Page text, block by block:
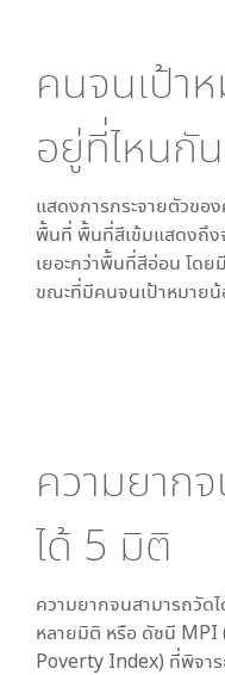
คนจนเป้า
อยู่ที่ไหนกั
แสดงการกระจายตัวขอ
พื้นที่ พื้นที่สีเข้มแสดงถึง
เยอะกว่าพื้นที่สีอ่อน โดย
ขณะที่มีคนจนเป้าหมาย
ความยาก
ได้ 5 มิติ
ความยากจนสามารถวัด
หลายมิติ หรือ ดัชนี
Poverty Index) ที่พิจา